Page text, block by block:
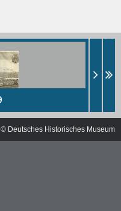
© Deutsches Historisches Museum